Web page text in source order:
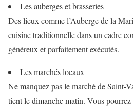
Les auberges et brasseries
Des lieux comme l’Auberge de la
cuisine traditionnelle dans un cadre
généreux et parfaitement exécutés.
Les marchés locaux
Ne manquez pas le marché de Saint-
tient le dimanche matin. Vous